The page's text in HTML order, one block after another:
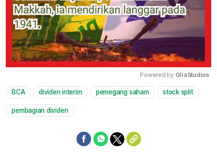
Mute
Powered by GliaStudios
BCA dividen interim pemegang saham stock split
pembagian dividen